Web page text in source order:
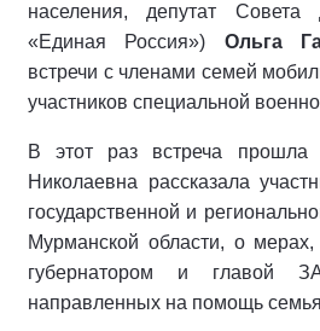
населения, депутат Совета
«Единая Россия») Ольга
встречи с членами семей
участников специальной
В этот раз встреча
Николаевна рассказала
государственной и
Мурманской области, о
губернатором и главой
направленных на помощь